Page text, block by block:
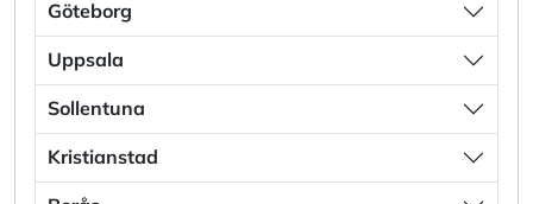
Göteborg
Uppsala
Sollentuna
Kristianstad